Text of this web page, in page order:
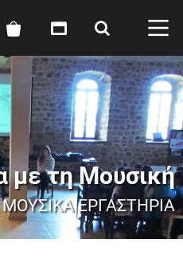
με τη Μουσική
ΜΟΥΣΙΚΆ ΕΡΓΑΣΤΉΡΙΑ